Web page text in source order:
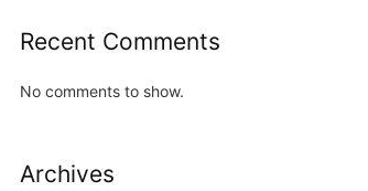
Recent Comments
No comments to show.
Archives